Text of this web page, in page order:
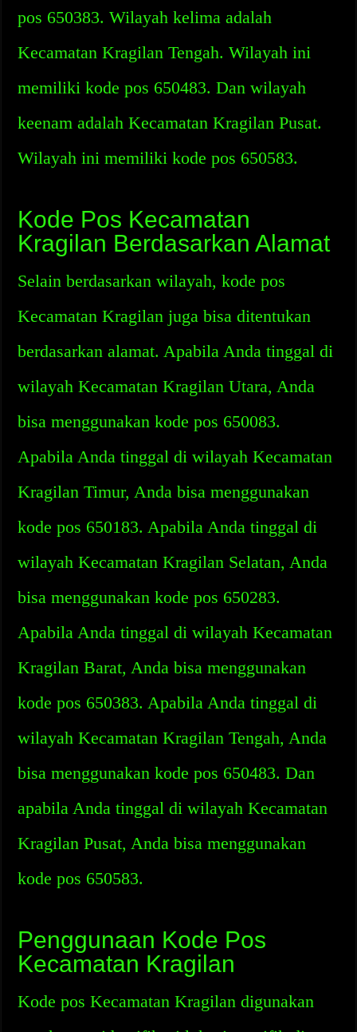
pos 650383. Wilayah kelima adalah
Kecamatan Kragilan Tengah. Wilayah ini
memiliki kode pos 650483. Dan wilayah
keenam adalah Kecamatan Kragilan Pusat.
Wilayah ini memiliki kode pos 650583.
Kode Pos Kecamatan
Kragilan Berdasarkan Alamat
Selain berdasarkan wilayah, kode pos
Kecamatan Kragilan juga bisa ditentukan
berdasarkan alamat. Apabila Anda tinggal di
wilayah Kecamatan Kragilan Utara, Anda
bisa menggunakan kode pos 650083.
Apabila Anda tinggal di wilayah Kecamatan
Kragilan Timur, Anda bisa menggunakan
kode pos 650183. Apabila Anda tinggal di
wilayah Kecamatan Kragilan Selatan, Anda
bisa menggunakan kode pos 650283.
Apabila Anda tinggal di wilayah Kecamatan
Kragilan Barat, Anda bisa menggunakan
kode pos 650383. Apabila Anda tinggal di
wilayah Kecamatan Kragilan Tengah, Anda
bisa menggunakan kode pos 650483. Dan
apabila Anda tinggal di wilayah Kecamatan
Kragilan Pusat, Anda bisa menggunakan
kode pos 650583.
Penggunaan Kode Pos
Kecamatan Kragilan
Kode pos Kecamatan Kragilan digunakan